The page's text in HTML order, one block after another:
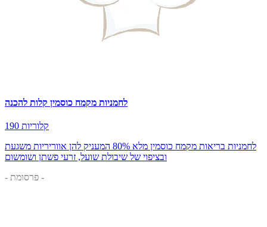
לחמניות מקמח כוסמין קלות להכנה
190 קלוריות
לחמניות בריאות מקמח כוסמין מלא 80% המעניק להן אווריריות משגעת
ובציפוי של שיבולת שועל, זרעי פשתן ושומשום
- פרסומת -